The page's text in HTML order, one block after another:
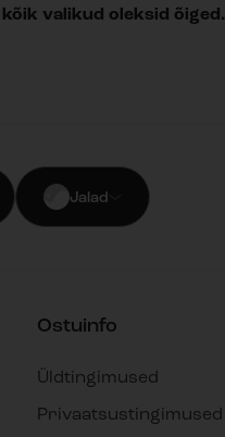
valikud oleksid õiged.
Jalad
Ostuinfo
Üldtingimused
Privaatsustingimused